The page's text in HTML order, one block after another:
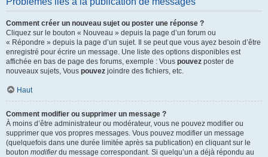
Comment créer un nouveau sujet ou poster une réponse ?
Cliquez sur le bouton « Nouveau » depuis la page d’un forum ou
« Répondre » depuis la page d’un sujet. Il se peut que vous ayez besoin d’être
enregistré pour écrire un message. Une liste des options disponibles est
affichée en bas de page des forums, exemple : Vous pouvez poster de
nouveaux sujets, Vous pouvez joindre des fichiers, etc.
Haut
Comment modifier ou supprimer un message ?
À moins d’être administrateur ou modérateur, vous ne pouvez modifier ou
supprimer que vos propres messages. Vous pouvez modifier un message
(quelquefois dans une durée limitée après sa publication) en cliquant sur le
bouton modifierdu message correspondant. Si quelqu’un a déjà répondu au